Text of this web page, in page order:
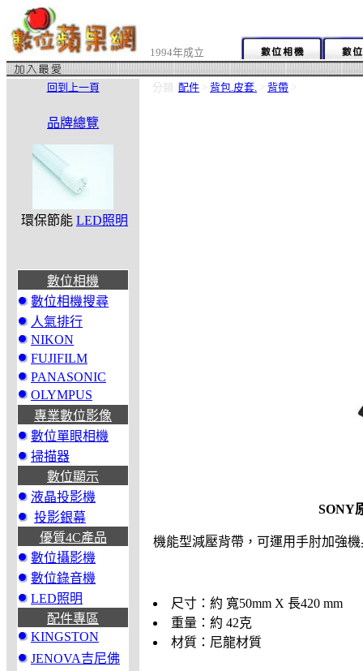
1994年成立
回到上一頁 分類 配件 背包.皮套. 背帶
品牌總覽
環保節能 LED照明
數位相機
數位相機搜尋
人氣排行
NIKON
FUJIFILM
PANASONIC
OLYMPUS
專業數位影像
數位單眼相機
掃描器
數位顯示
液晶投影機
投影銀幕
優質4C產品
數位攝影機
數位錄音機
LED照明
配件專區
KINGSTON
JENOVA吉尼佛
SONY
機能型減壓背帶，可運用手肘加強
尺寸：約 寬50mm X 長420 mm
重量：約 42克
材質：尼龍材質